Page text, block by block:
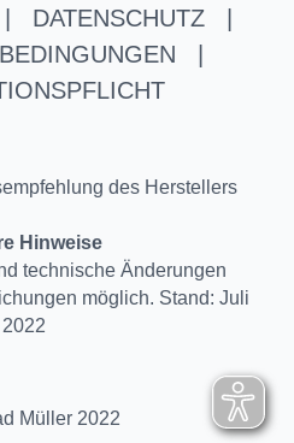
DATENSCHUTZ
des Herstellers
Hinweise
technische Änderungen
möglich. Stand: Juli
2022
Müller 2022